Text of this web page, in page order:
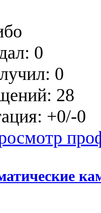
0
0
28
+0/-0